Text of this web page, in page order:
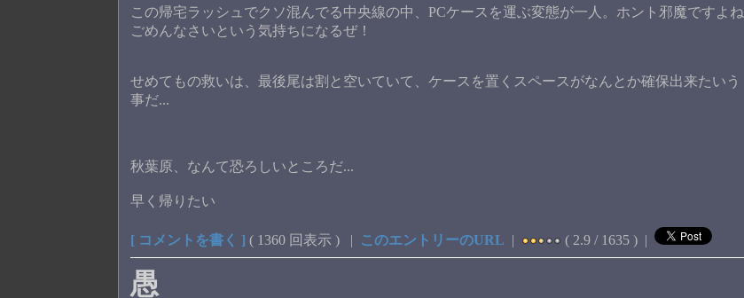
この帰宅ラッシュでクソ混んでる中央線の中、PCケースを運ぶ変態が一人。ホント邪魔ですよね
ごめんなさいという気持ちになるぜ！
せめてもの救いは、最後尾は割と空いていて、ケースを置くスペースがなんとか確保出来たいう
事だ...
秋葉原、なんて恐ろしいところだ...
早く帰りたい
[ コメントを書く ] ( 1360 回表示 ) | このエントリーのURL | ( 2.9 / 1635 ) |
愚